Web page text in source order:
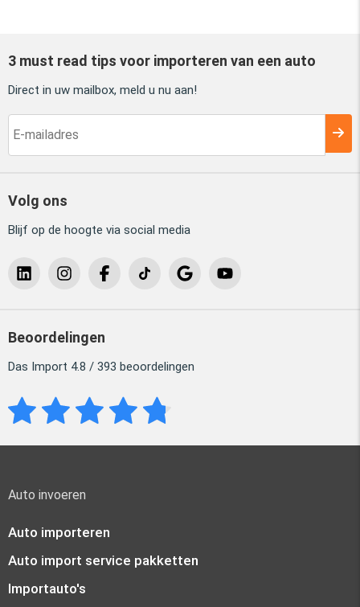
3 must read tips voor importeren van een auto
Direct in uw mailbox, meld u nu aan!
Volg ons
Blijf op de hoogte via social media
Beoordelingen
Das Import 4.8 / 393 beoordelingen
Auto invoeren
Auto importeren
Auto import service pakketten
Importauto's